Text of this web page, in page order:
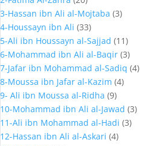
3-Hassan ibn Ali al-Mojtaba (3)
4-Houssayn ibn Ali (33)
5-Ali ibn Houssayn al-Sajjad (11)
6-Mohammad ibn Ali al-Baqir (3)
7-Jafar ibn Mohammad al-Sadiq (4)
8-Moussa ibn Jafar al-Kazim (4)
9- Ali ibn Moussa al-Ridha (9)
10-Mohammad ibn Ali al-Jawad (3)
11-Ali ibn Mohammad al-Hadi (3)
12-Hassan ibn Ali al-Askari (4)